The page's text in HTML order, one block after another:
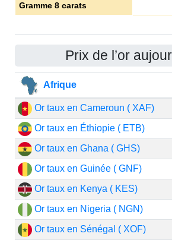
Gramme 8 carats
Prix de l’or
Afrique
Or taux en Cameroun ( XAF)
Or taux en Éthiopie ( ETB)
Or taux en Ghana ( GHS)
Or taux en Guinée ( GNF)
Or taux en Kenya ( KES)
Or taux en Nigeria ( NGN)
Or taux en Sénégal ( XOF)